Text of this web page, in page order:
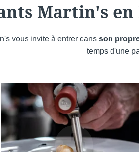
Martin's en
vous invite à entrer dans son
temps d'une